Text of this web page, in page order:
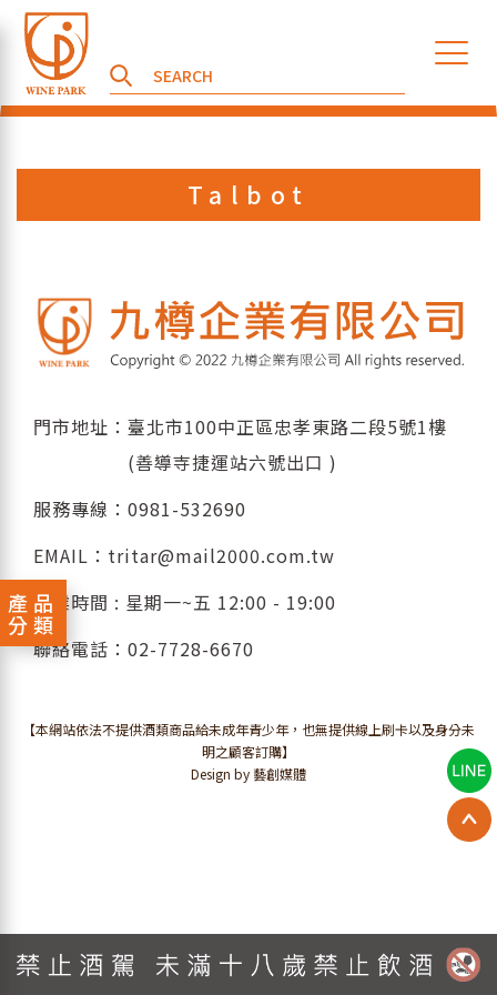
產品
分類
Talbot
門市地址：臺北市100中正區忠孝東路二段5號1樓
(善導寺捷運站六號出口 )
服務專線： 0981-532690
EMAIL： tritar@mail2000.com.tw
營業時間 : 星期一~五 12:00 - 19:00
聯絡電話： 02-7728-6670
【本網站依法不提供酒類商品給未成年青少年，也無提供線上刷卡以及身分未
明之顧客訂購】
Design by 藝創媒體